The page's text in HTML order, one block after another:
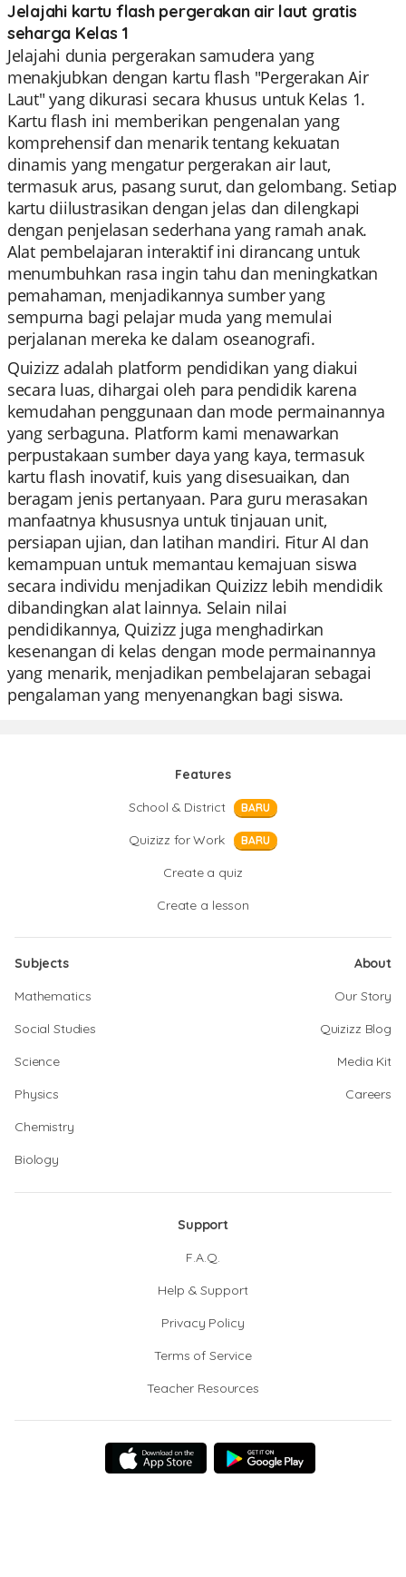
Jelajahi kartu flash pergerakan air laut gratis
seharga Kelas 1
Jelajahi dunia pergerakan samudera yang
menakjubkan dengan kartu flash "Pergerakan Air
Laut" yang dikurasi secara khusus untuk Kelas 1.
Kartu flash ini memberikan pengenalan yang
komprehensif dan menarik tentang kekuatan
dinamis yang mengatur pergerakan air laut,
termasuk arus, pasang surut, dan gelombang. Setiap
kartu diilustrasikan dengan jelas dan dilengkapi
dengan penjelasan sederhana yang ramah anak.
Alat pembelajaran interaktif ini dirancang untuk
menumbuhkan rasa ingin tahu dan meningkatkan
pemahaman, menjadikannya sumber yang
sempurna bagi pelajar muda yang memulai
perjalanan mereka ke dalam oseanografi.
Quizizz adalah platform pendidikan yang diakui
secara luas, dihargai oleh para pendidik karena
kemudahan penggunaan dan mode permainannya
yang serbaguna. Platform kami menawarkan
perpustakaan sumber daya yang kaya, termasuk
kartu flash inovatif, kuis yang disesuaikan, dan
beragam jenis pertanyaan. Para guru merasakan
manfaatnya khususnya untuk tinjauan unit,
persiapan ujian, dan latihan mandiri. Fitur AI dan
kemampuan untuk memantau kemajuan siswa
secara individu menjadikan Quizizz lebih mendidik
dibandingkan alat lainnya. Selain nilai
pendidikannya, Quizizz juga menghadirkan
kesenangan di kelas dengan mode permainannya
yang menarik, menjadikan pembelajaran sebagai
pengalaman yang menyenangkan bagi siswa.
Features
School & District
BARU
Quizizz for Work BARU
Create a quiz
Create a lesson
Subjects
Mathematics
Social Studies
Science
Physics
Chemistry
Biology
About
Our Story
Quizizz Blog
Media Kit
Careers
Support
F.A.Q.
Help & Support
Privacy Policy
Terms of Service
Teacher Resources